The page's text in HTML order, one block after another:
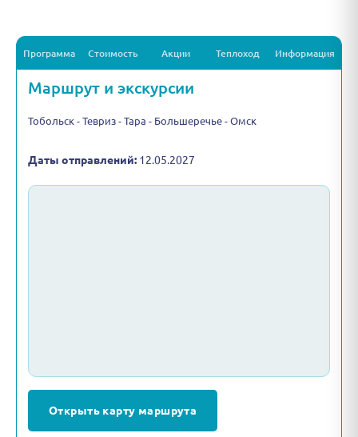
Программа Стоимость Акции Теплоход Информация
Маршрут и экскурсии
Тобольск - Тевриз - Тара - Большеречье - Омск
Даты отправлений: 12.05.2027
Открыть карту маршрута